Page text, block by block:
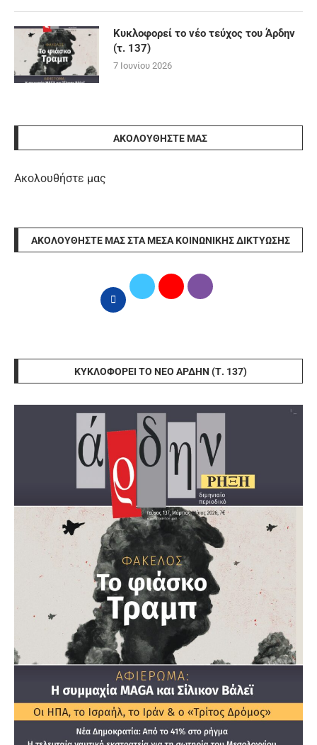
Κυκλοφορεί το νέο τεύχος του Άρδην
(τ. 137)
7 Ιουνίου 2026
ΑΚΟΛΟΥΘΉΣΤΕ ΜΑΣ
Ακολουθήστε μας
ΑΚΟΛΟΥΘΉΣΤΕ ΜΑΣ ΣΤΑ ΜΈΣΑ ΚΟΙΝΩΝΙΚΉΣ ΔΙΚΤΎΩΣΗΣ
ΚΥΚΛΟΦΟΡΕΊ ΤΟ ΝΈΟ ΆΡΔΗΝ (Τ. 137)